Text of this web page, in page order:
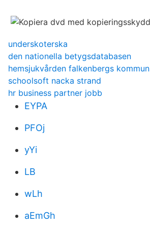
underskoterska
den nationella betygsdatabasen
hemsjukvården falkenbergs kommun
schoolsoft nacka strand
hr business partner jobb
EYPA
PFOj
yYi
LB
wLh
aEmGh